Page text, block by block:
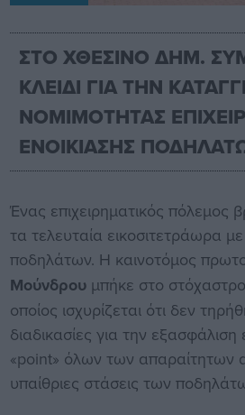
ΣΤΟ ΧΘΕΣΙΝΟ ΔΗΜ.
ΚΛΕΙΔΙ ΓΙΑ ΤΗΝ
ΝΟΜΙΜΟΤΗΤΑΣ
ΕΝΟΙΚΙΑΣΗΣ
Ένας επιχειρηματικός πόλεμος
τα τελευταία εικοσιτετράωρα
ποδηλάτων. Η καινοτόμος
Μούνδρουμπήκε στο
οποίος ισχυρίζεται ότι δεν
διαδικασίες για την
«point» όλων των απαραίτητων
υπαίθριες στάσεις των